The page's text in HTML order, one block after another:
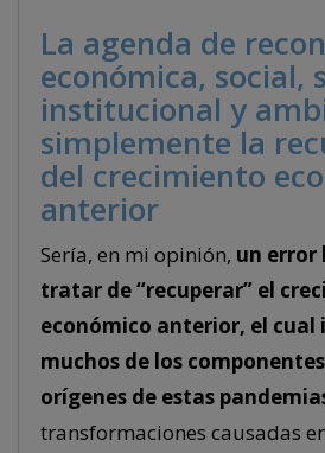
La agenda de
económica, social,
institucional y
simplemente la
del crecimiento
anterior
Sería, en mi opinión, un error
tratar de “recuperar” el
económico anterior, el cual
muchos de los
orígenes de estas
transformaciones causadas